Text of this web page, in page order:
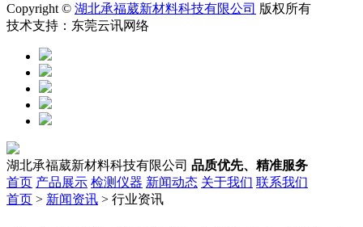
Copyright © 湖北承福葳新材料科技有限公司 版权所有
技术支持：东莞云讯网络
湖北承福葳新材料科技有限公司 品质优先、精准服务
首页 产品展示 检测仪器 新闻动态 关于我们 联系我们
首页 > 新闻资讯 > 行业资讯